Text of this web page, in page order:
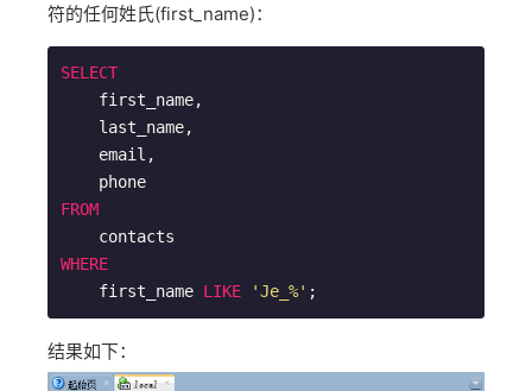
符的任何姓氏(first_name)：
SELECT
FROM
WHERE
    first_name
LIKE 'Je_%' ;
结果如下：